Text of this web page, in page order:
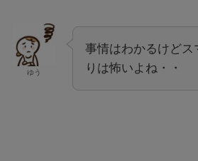
ゆう
事情はわかるけどス
りは怖いよね・・